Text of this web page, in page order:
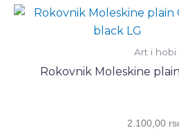
15x15cm
43211515
Art i hobi
Rokovnik Moleskine
2.100,00